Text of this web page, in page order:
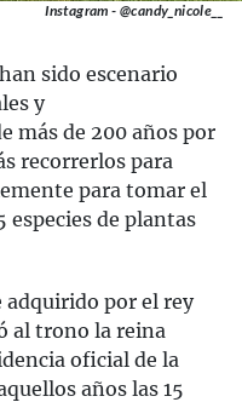
Instagram - @candy_nicole__
han sido escenario
y
más de 200 años por
recorrerlos para
para tomar el
especies de plantas
adquirido por el rey
al trono la reina
oficial de la
años las 15